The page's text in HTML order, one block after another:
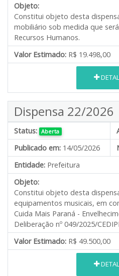
Objeto:
Constitui objeto desta
mobiliário sob medida que
Recursos Humanos.
Valor Estimado: R$ 19.498,00
Dispensa 22/2026
Status: Aberta
Publicado em: 14/05/2026
Entidade: Prefeitura
Objeto:
Constitui objeto desta
equipamentos musicais, em
Cuida Mais Paraná -
Deliberação nº 049/2025/
Valor Estimado: R$ 49.500,00